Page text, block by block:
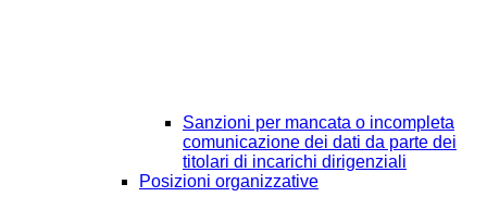
Sanzioni per mancata o incompleta
comunicazione dei dati da parte dei
titolari di incarichi dirigenziali
Posizioni organizzative